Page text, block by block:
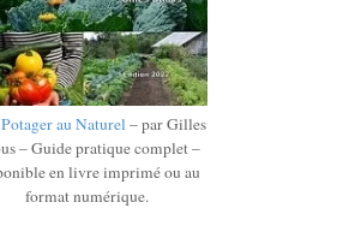
au Naturel – par Gilles
– Guide pratique complet –
en livre imprimé ou au
format numérique.